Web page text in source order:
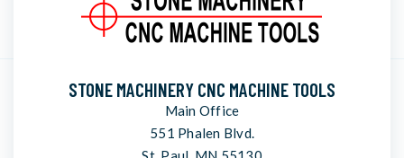
STONE MACHINERY CNC MACHINE TOOLS
Main Office
551 Phalen Blvd.